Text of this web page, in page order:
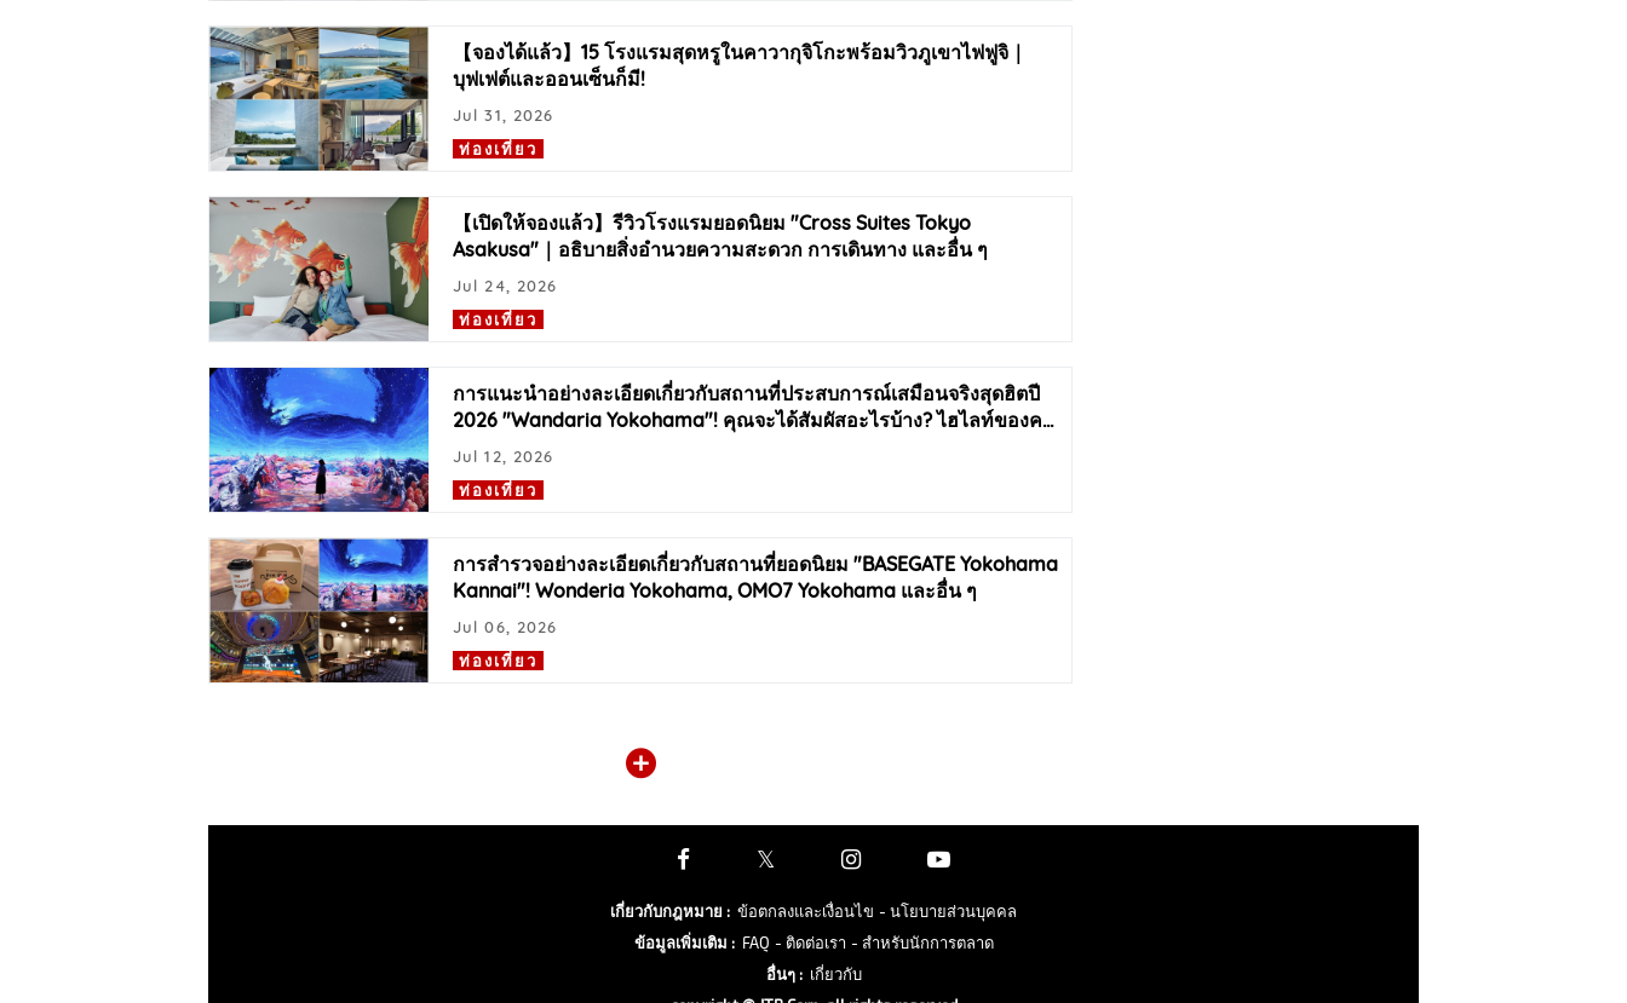
【จองได้แล้ว】15 โรงแรมสุดหรูในคาวากุจิโกะพร้อมวิวภูเขาไฟฟูจิ｜
บุฟเฟต์และออนเซ็นก็มี!
ท่องเที่ยว
Jul 31, 2026
【เปิดให้จองแล้ว】รีวิวโรงแรมยอดนิยม "Cross Suites Tokyo
Asakusa"｜อธิบายสิ่งอำนวยความสะดวก การเดินทาง และอื่น ๆ
ท่องเที่ยว
Jul 24, 2026
การแนะนำอย่างละเอียดเกี่ยวกับสถานที่ประสบการณ์เสมือนจริงสุดฮิตปี
2026 "Wandaria Yokohama"! คุณจะได้สัมผัสอะไรบ้าง? ไฮไลท์ของค…
ท่องเที่ยว
Jul 12, 2026
การสำรวจอย่างละเอียดเกี่ยวกับสถานที่ยอดนิยม "BASEGATE Yokohama
Kannai"! Wonderia Yokohama, OMO7 Yokohama และอื่น ๆ
ท่องเที่ยว
Jul 06, 2026
เกี่ยวกับกฎหมาย : ข้อตกลงและเงื่อนไข - นโยบายส่วนบุคคล
ข้อมูลเพิ่มเติม : FAQ - ติดต่อเรา - สำหรับนักการตลาด
อื่นๆ: เกี่ยวกับ